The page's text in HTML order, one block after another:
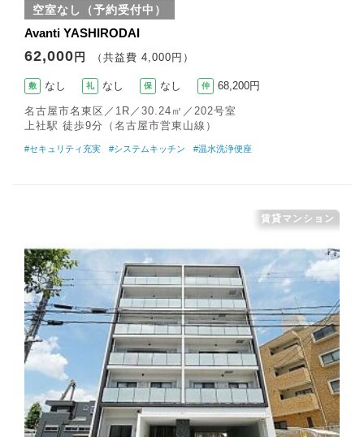
空室なし（予約受付中）
Avanti YASHIRODAI
62,000 円 （共益費 4,000円）
敷 なし 礼 なし 保 なし 仲 68,200円
名古屋市名東区／1R／30.24㎡／202号室
上社駅 徒歩9分（名古屋市営東山線）
#セキュリティ充実 #システムキッチン #温水洗浄便座
賃貸マンション